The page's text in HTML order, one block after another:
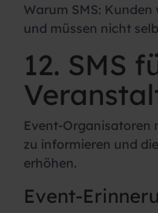
Warum SMS: Kunden
und müssen nicht
12. SMS
Event-Organisatoren
zu informieren und
erhöhen.
Event-